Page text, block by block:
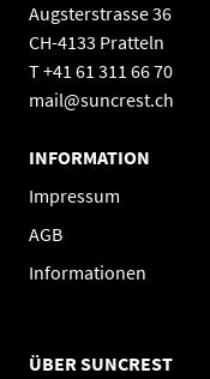
Augsterstrasse 36
CH-4133 Pratteln
T +41 61 311 66 70
mail@suncrest.ch
INFORMATION
Impressum
AGB
Informationen
ÜBER SUNCREST